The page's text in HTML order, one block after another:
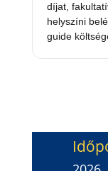
díjat,
helyszíni
guide